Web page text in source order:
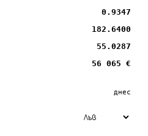
0.9347
182.6400
55.0287
56 065 €
днес